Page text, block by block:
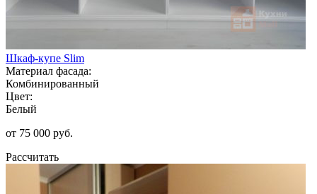
Шкаф-купе Slim
Материал фасада:
Комбинированный
Цвет:
Белый
от 75 000 руб.
Рассчитать